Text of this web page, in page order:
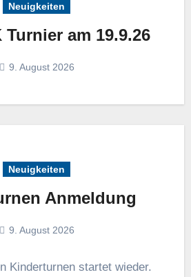
Neuigkeiten
am 19.9.26
9. August 2026
Neuigkeiten
Anmeldung
9. August 2026
Kinderturnen startet wieder.